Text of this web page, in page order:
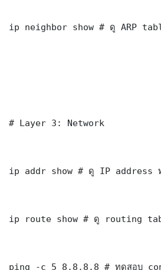
ip neighbor show # ดู ARP
# Layer 3: Network
ip addr show # ดู IP address
ip route show # ดู routing
ping -c 5 8.8.8.8 # ทดสอบ